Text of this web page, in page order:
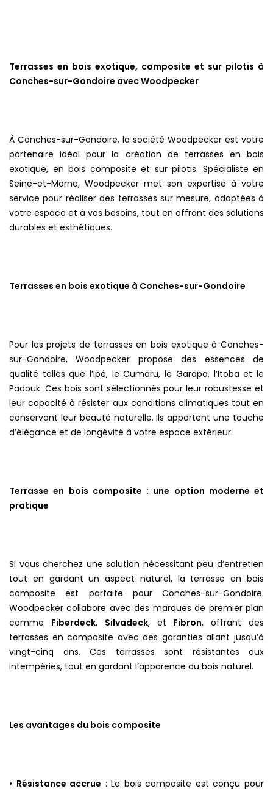
Terrasses en bois exotique, composite et sur pilotis à
Conches-sur-Gondoire avec Woodpecker
À Conches-sur-Gondoire, la société Woodpecker est votre
partenaire idéal pour la création de terrasses en bois
exotique, en bois composite et sur pilotis. Spécialiste en
Seine-et-Marne, Woodpecker met son expertise à votre
service pour réaliser des terrasses sur mesure, adaptées à
votre espace et à vos besoins, tout en offrant des solutions
durables et esthétiques.
Terrasses en bois exotique à Conches-sur-Gondoire
Pour les projets de terrasses en bois exotique à Conches-
sur-Gondoire, Woodpecker propose des essences de
qualité telles que l’Ipé, le Cumaru, le Garapa, l’Itoba et le
Padouk. Ces bois sont sélectionnés pour leur robustesse et
leur capacité à résister aux conditions climatiques tout en
conservant leur beauté naturelle. Ils apportent une touche
d’élégance et de longévité à votre espace extérieur.
Terrasse en bois composite : une option moderne et
pratique
Si vous cherchez une solution nécessitant peu d’entretien
tout en gardant un aspect naturel, la terrasse en bois
composite est parfaite pour Conches-sur-Gondoire.
Woodpecker collabore avec des marques de premier plan
comme Fiberdeck, Silvadeck, et Fibron, offrant des
terrasses en composite avec des garanties allant jusqu’à
vingt-cinq ans. Ces terrasses sont résistantes aux
intempéries, tout en gardant l’apparence du bois naturel.
Les avantages du bois composite
• Résistance accrue : Le bois composite est conçu pour